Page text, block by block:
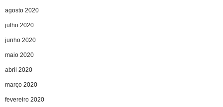
agosto 2020
julho 2020
junho 2020
maio 2020
abril 2020
março 2020
fevereiro 2020